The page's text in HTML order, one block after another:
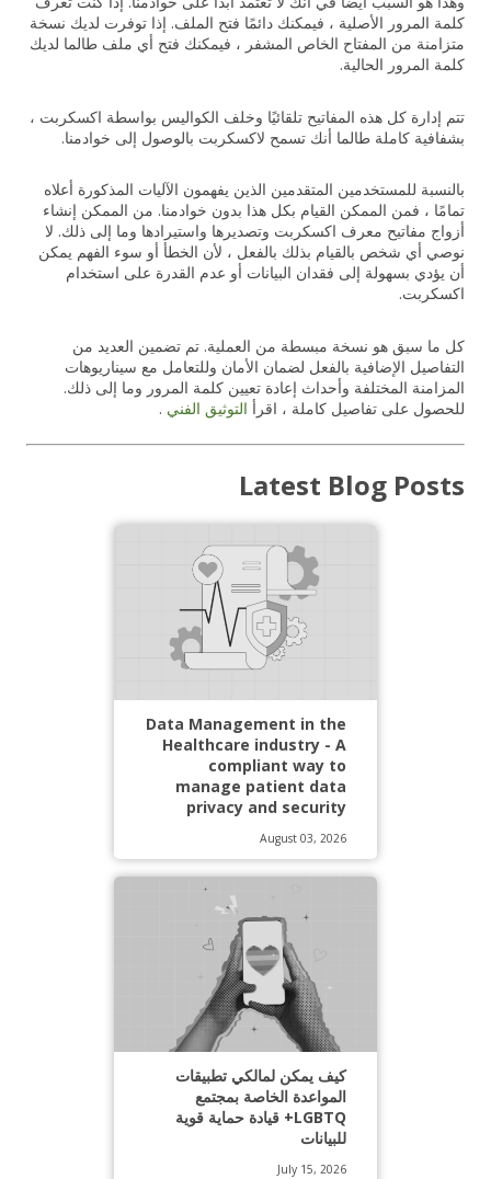
كلمة المرور الأصلية ، فيمكنك دائمًا فتح الملف. إذا توفرت لديك نسخة
متزامنة من المفتاح الخاص المشفر ، فيمكنك فتح أي ملف طالما لديك
كلمة المرور الحالية.
تتم إدارة كل هذه المفاتيح تلقائيًا وخلف الكواليس بواسطة اكسكربت ،
بشفافية كاملة طالما أنك تسمح لاكسكربت بالوصول إلى خوادمنا.
بالنسبة للمستخدمين المتقدمين الذين يفهمون الآليات المذكورة أعلاه
تمامًا ، فمن الممكن القيام بكل هذا بدون خوادمنا. من الممكن إنشاء
أزواج مفاتيح معرف اكسكربت وتصديرها واستيرادها وما إلى ذلك. لا
نوصي أي شخص بالقيام بذلك بالفعل ، لأن الخطأ أو سوء الفهم يمكن
أن يؤدي بسهولة إلى فقدان البيانات أو عدم القدرة على استخدام
اكسكربت.
كل ما سبق هو نسخة مبسطة من العملية. تم تضمين العديد من
التفاصيل الإضافية بالفعل لضمان الأمان وللتعامل مع سيناريوهات
المزامنة المختلفة وأحداث إعادة تعيين كلمة المرور وما إلى ذلك.
للحصول على تفاصيل كاملة ، اقرأ التوثيق الفني .
Latest Blog Posts
Data Management in the
Healthcare industry - A
compliant way to
manage patient data
privacy and security
August 03, 2026
كيف يمكن لمالكي تطبيقات
المواعدة الخاصة بمجتمع
LGBTQ+ قيادة حماية قوية
للبيانات
July 15, 2026